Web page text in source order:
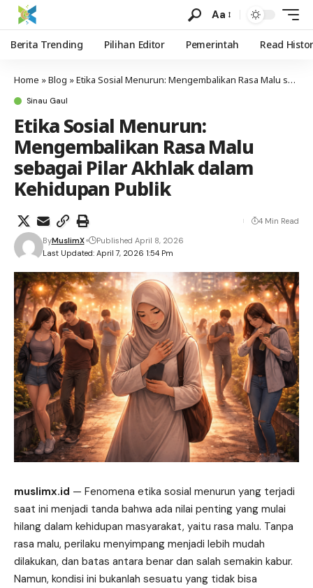
Aa
Berita Trending Pilihan Editor Pemerintah Read
Home »Blog »Etika Sosial Menurun: Mengembalikan Rasa Malu sebagai Pilar Akhlak dalam Kehidupan Publik
Sinau Gaul
Etika Sosial Menurun:
Mengembalikan Rasa Malu
sebagai Pilar Akhlak dalam
Kehidupan Publik
Last Updated: April 7, 2026 1:54 Pm
ByMuslimX Published April 8, 2026
4 Min Read
muslimx.id — Fenomena etika sosial menurun yang terjadi
saat ini menjadi tanda bahwa ada nilai penting yang mulai
hilang dalam kehidupan masyarakat, yaitu rasa malu. Tanpa
rasa malu, perilaku menyimpang menjadi lebih mudah
dilakukan, dan batas antara benar dan salah semakin kabur.
Namun, kondisi ini bukanlah sesuatu yang tidak bisa